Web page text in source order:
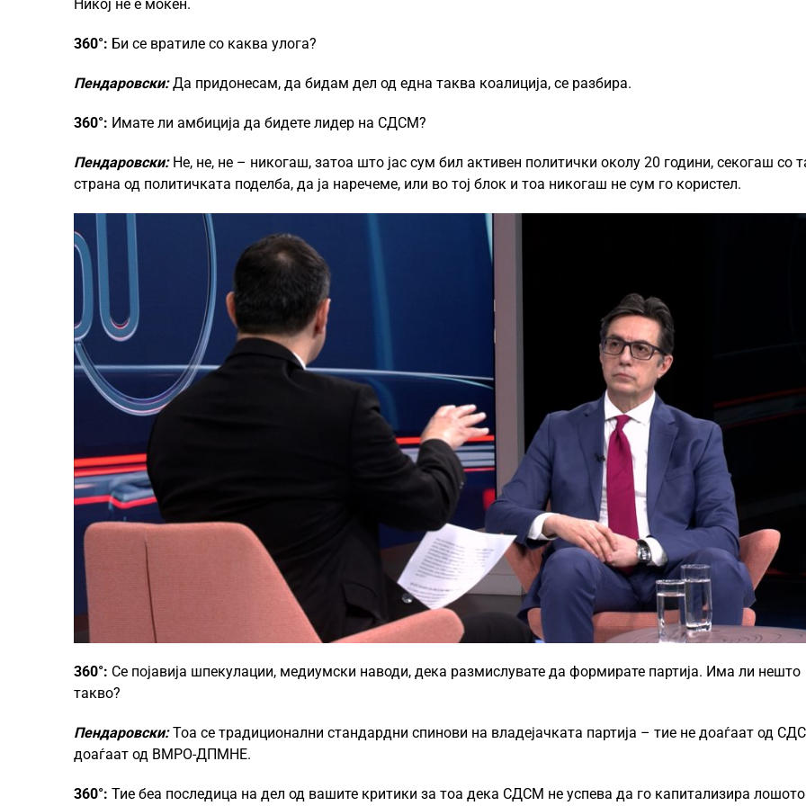
Никој не е моќен.
360°: Би се вратиле со каква улога?
Пендаровски:Да придонесам, да бидам дел од една таква коалиција, се разбира.
360°: Имате ли амбиција да бидете лидер на СДСМ?
Пендаровски: Не, не, не – никогаш, затоа што јас сум бил активен политички околу 20 години, секогаш со
страна од политичката поделба, да ја наречеме, или во тој блок и тоа никогаш не сум го користел.
360°: Се појавија шпекулации, медиумски наводи, дека размислувате да формирате партија. Има ли нешто
такво?
Пендаровски:Тоа се традиционални стандардни спинови на владејачката партија – тие не доаѓаат од
доаѓаат од ВМРО-ДПМНЕ.
360°: Тие беа последица на дел од вашите критики за тоа дека СДСМ не успева да го капитализира лошото